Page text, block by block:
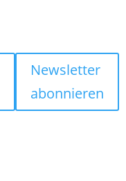
Newsletter
abonnieren